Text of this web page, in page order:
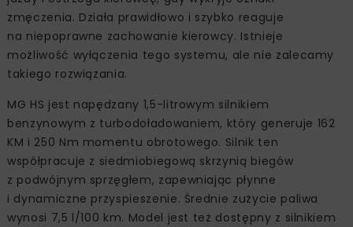
zmęczenia. Działa prawidłowo i szybko reaguje
na niepoprawne zachowanie kierowcy. Istnieje
możliwość wyłączenia tego systemu, ale nie zalecamy
takiego rozwiązania.
MG HS jest napędzany 1,5-litrowym silnikiem
benzynowym z turbodoładowaniem, który generuje 162
KM i 250 Nm momentu obrotowego. Silnik ten
współpracuje z siedmiobiegową skrzynią biegów
z podwójnym sprzęgłem, zapewniając płynne
i dynamiczne przyspieszenie. Średnie zużycie paliwa
wynosi 7,5 l/100 km. Model jest też dostępny z silnikiem